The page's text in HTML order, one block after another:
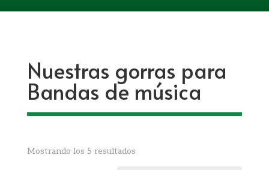
Nuestras gorras para
Bandas de música
Mostrando los 5 resultadosOrdenado